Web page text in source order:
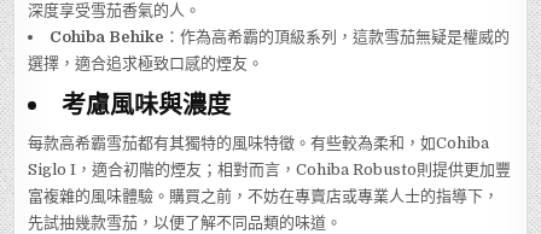
深度享受雪茄香氣的人。
Cohiba Behike ：作為高希霸的頂級系列，這款雪茄無疑是權威的
選擇，適合追求極致口感的煙友。
考慮風味與濃度
每款高希霸雪茄都有其獨特的風味特徵。有些較為柔和，如Cohiba
Siglo I，適合初階的煙友；相對而言，Cohiba Robusto則提供更加豐
富複雜的風味體驗。購買之前，不妨在專賣店或專業人士的指導下，
先試抽幾款雪茄，以便了解不同品類的味道。